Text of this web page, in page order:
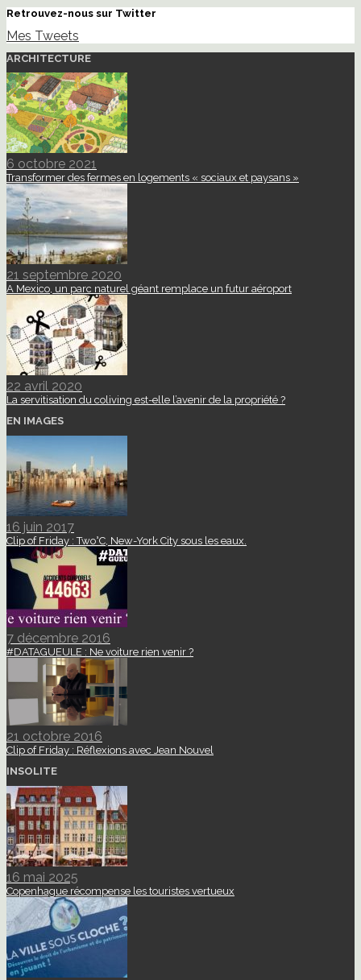
Retrouvez-nous sur Twitter
Mes Tweets
ARCHITECTURE
6 octobre 2021
Transformer des fermes en logements « sociaux et paysans »
21 septembre 2020
A Mexico, un parc naturel géant remplace un futur aéroport
22 avril 2020
La servitisation du coliving est-elle l’avenir de la propriété ?
EN IMAGES
16 juin 2017
Clip of Friday : Two°C, New-York City sous les eaux.
7 décembre 2016
#DATAGUEULE : Ne voiture rien venir ?
21 octobre 2016
Clip of Friday : Réflexions avec Jean Nouvel
INSOLITE
16 mai 2025
Copenhague récompense les touristes vertueux